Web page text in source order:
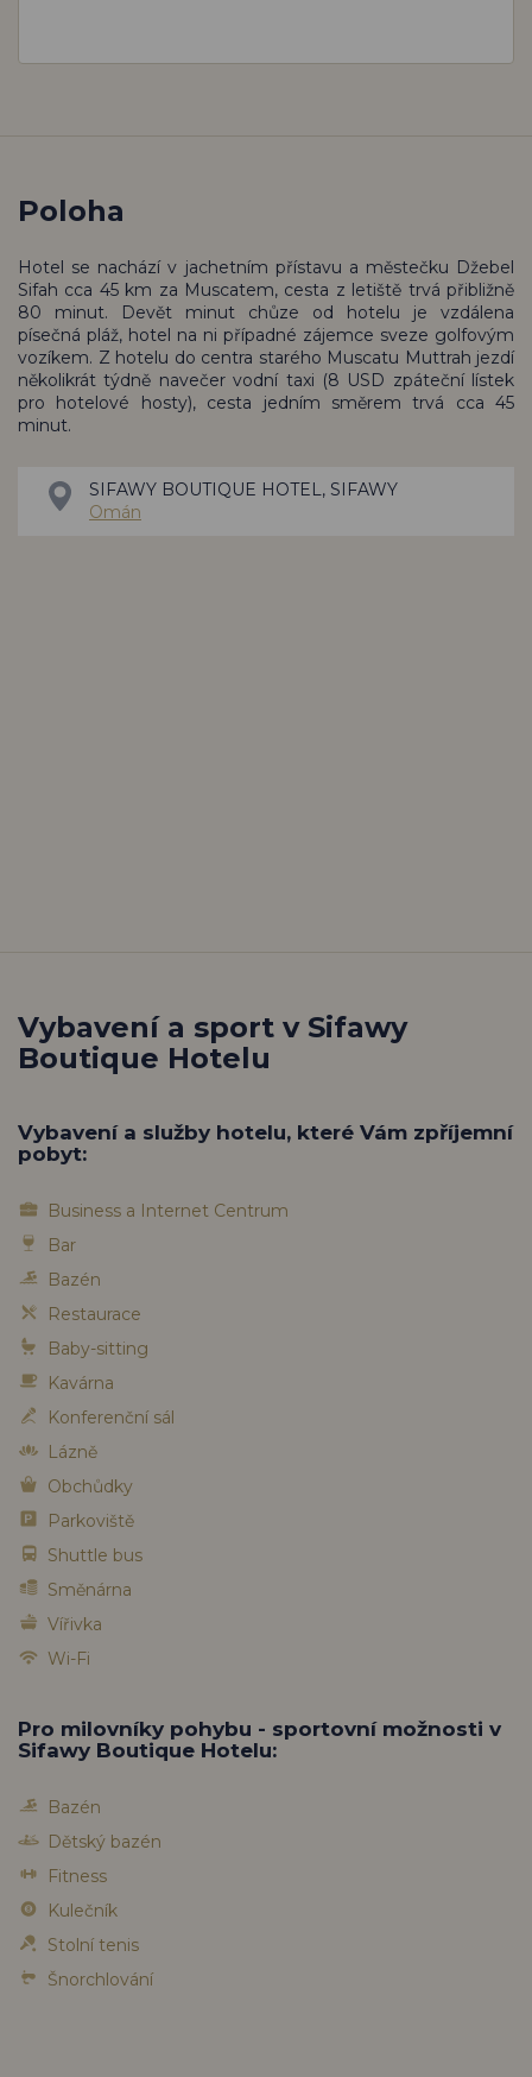
Poloha
Hotel se nachází v jachetním přístavu a městečku Džebel
Sifah cca 45 km za Muscatem, cesta z letiště trvá přibližně
80 minut. Devět minut chůze od hotelu je vzdálena
písečná pláž, hotel na ni případné zájemce sveze golfovým
vozíkem. Z hotelu do centra starého Muscatu Muttrah jezdí
několikrát týdně navečer vodní taxi (8 USD zpáteční lístek
pro hotelové hosty), cesta jedním směrem trvá cca 45
minut.
SIFAWY BOUTIQUE HOTEL, SIFAWY
Omán
Vybavení a sport v Sifawy
Boutique Hotelu
Vybavení a služby hotelu, které Vám zpříjemní
pobyt:
Business a Internet Centrum
Bar
Bazén
Restaurace
Baby-sitting
Kavárna
Konferenční sál
Lázně
Obchůdky
Parkoviště
Shuttle bus
Směnárna
Vířivka
Wi-Fi
Pro milovníky pohybu - sportovní možnosti v
Sifawy Boutique Hotelu:
Bazén
Dětský bazén
Fitness
Kulečník
Stolní tenis
Šnorchlování